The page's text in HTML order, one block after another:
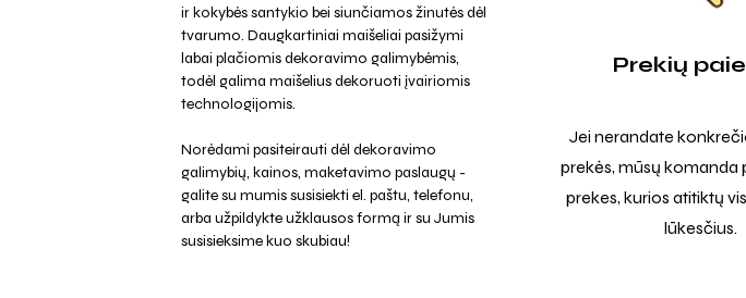
ir kokybės santykio bei siunčiamos žinutės dėl
tvarumo. Daugkartiniai maišeliai pasižymi
labai plačiomis dekoravimo galimybėmis,
todėl galima maišelius dekoruoti įvairiomis
technologijomis.
Norėdami pasiteirauti dėl dekoravimo
galimybių, kainos, maketavimo paslaugų -
galite su mumis susisiekti el. paštu, telefonu,
arba užpildykte užklausos formą ir su Jumis
susisieksime kuo skubiau!
Prekių
Jei nerandate
prekės, mūsų komanda
prekes, kurios atitiktų
lūkesčius.